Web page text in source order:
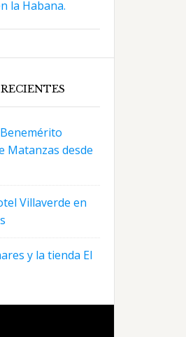
Matanzas desde
Villaverde en
y la tienda El